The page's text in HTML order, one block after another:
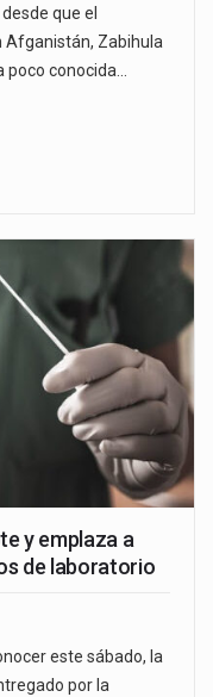
que el
Afganistán, Zabihula
conocida…
y emplaza a
de laboratorio
este sábado, la
por la